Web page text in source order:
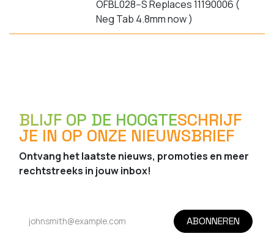
OFBL028--S Replaces 11190006 (
Neg Tab 4.8mm now )
BLIJF OP DE HOOGTESCHRIJF
JE IN OP ONZE NIEUWSBRIEF
Ontvang het laatste nieuws, promoties en meer
rechtstreeks in jouw inbox!
ABONNEREN